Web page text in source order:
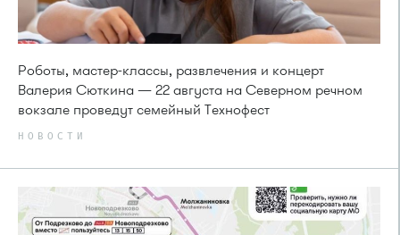
Роботы, мастер-классы, развлечения и концерт
Валерия Сюткина — 22 августа на Северном речном
вокзале проведут семейный Технофест
НОВОСТИ